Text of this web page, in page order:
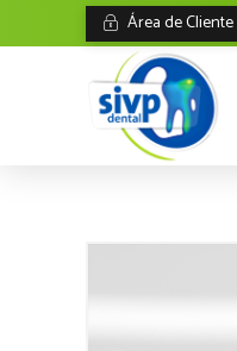
Área de Cliente